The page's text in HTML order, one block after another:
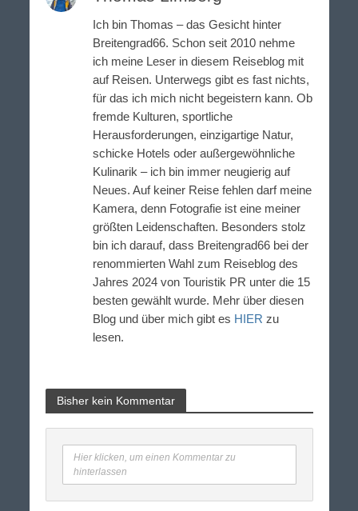
Ich bin Thomas – das Gesicht hinter
Breitengrad66. Schon seit 2010 nehme
ich meine Leser in diesem Reiseblog mit
auf Reisen. Unterwegs gibt es fast nichts,
für das ich mich nicht begeistern kann. Ob
fremde Kulturen, sportliche
Herausforderungen, einzigartige Natur,
schicke Hotels oder außergewöhnliche
Kulinarik – ich bin immer neugierig auf
Neues. Auf keiner Reise fehlen darf meine
Kamera, denn Fotografie ist eine meiner
größten Leidenschaften. Besonders stolz
bin ich darauf, dass Breitengrad66 bei der
renommierten Wahl zum Reiseblog des
Jahres 2024 von Touristik PR unter die 15
besten gewählt wurde. Mehr über diesen
Blog und über mich gibt es HIER zu
lesen.
Bisher kein Kommentar
Hier klicken, um einen Kommentar zu
hinterlassen